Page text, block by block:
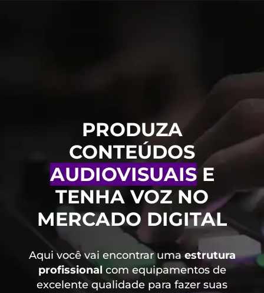
PRODUZA
CONTEÚDOS
AUDIOVISUAISE
TENHA VOZ NO
MERCADO DIGITAL
Aqui você vai encontrar uma estrutura
profissional com equipamentos de
excelente qualidade para fazer suas